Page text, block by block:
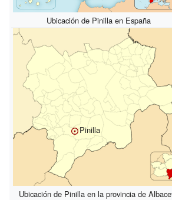
Ubicación de Pinilla en España
Pinilla
Ubicación de Pinilla en la provincia de